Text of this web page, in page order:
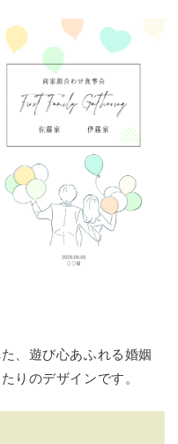
、遊び心あふれる婚姻
りのデザインです。